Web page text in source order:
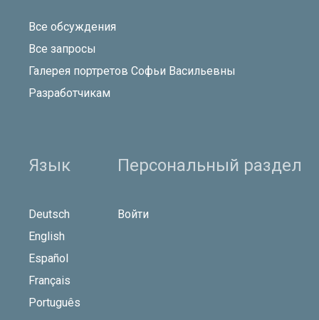
Все обсуждения
Все запросы
Галерея портретов Софьи Васильевны
Разработчикам
Язык
Deutsch
English
Español
Français
Português
Персональный раздел
Войти